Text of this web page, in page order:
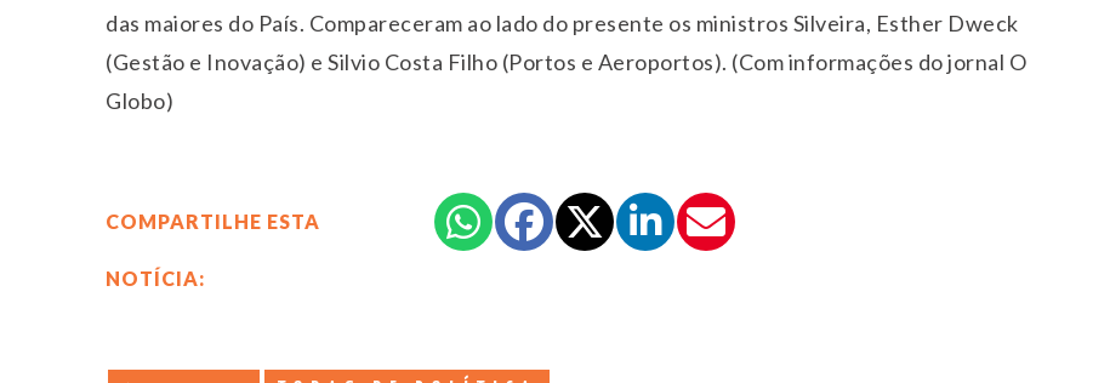
das maiores do País. Compareceram ao lado do presente os ministros Silveira, Esther Dweck
(Gestão e Inovação) e Silvio Costa Filho (Portos e Aeroportos). (Com informações do jornal O
Globo)
COMPARTILHE ESTA
NOTÍCIA: